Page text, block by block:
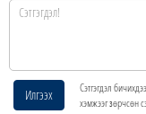
Илгээх
Сэтгэгдэл
хэмжээг зөрчсөн